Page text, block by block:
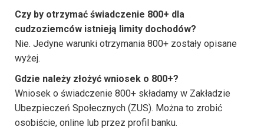
Czy by otrzymać świadczenie 800+ dla
cudzoziemców istnieją limity dochodów?
Nie. Jedyne warunki otrzymania 800+ zostały opisane
wyżej.
Gdzie należy złożyć wniosek o 800+?
Wniosek o świadczenie 800+ składamy w Zakładzie
Ubezpieczeń Społecznych (ZUS). Można to zrobić
osobiście, online lub przez profil banku.